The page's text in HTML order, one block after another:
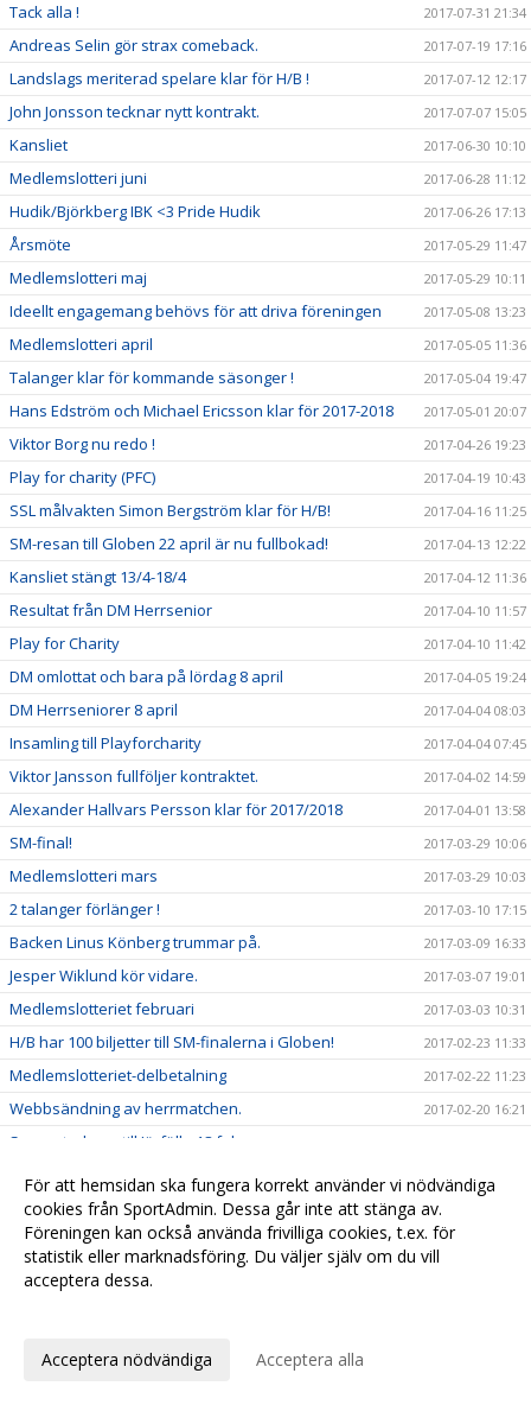
Tack alla ! 2017-07-31 21:34
Andreas Selin gör strax comeback. 2017-07-19 17:16
Landslags meriterad spelare klar för H/B ! 2017-07-12 12:17
John Jonsson tecknar nytt kontrakt. 2017-07-07 15:05
Kansliet 2017-06-30 10:10
Medlemslotteri juni 2017-06-28 11:12
Hudik/Björkberg IBK <3 Pride Hudik 2017-06-26 17:13
Årsmöte 2017-05-29 11:47
Medlemslotteri maj 2017-05-29 10:11
Ideellt engagemang behövs för att driva föreningen 2017-05-08 13:23
Medlemslotteri april 2017-05-05 11:36
Talanger klar för kommande säsonger ! 2017-05-04 19:47
Hans Edström och Michael Ericsson klar för 2017-2018 2017-05-01 20:07
Viktor Borg nu redo ! 2017-04-26 19:23
Play for charity (PFC) 2017-04-19 10:43
SSL målvakten Simon Bergström klar för H/B! 2017-04-16 11:25
SM-resan till Globen 22 april är nu fullbokad! 2017-04-13 12:22
Kansliet stängt 13/4-18/4 2017-04-12 11:36
Resultat från DM Herrsenior 2017-04-10 11:57
Play for Charity 2017-04-10 11:42
DM omlottat och bara på lördag 8 april 2017-04-05 19:24
DM Herrseniorer 8 april 2017-04-04 08:03
Insamling till Playforcharity 2017-04-04 07:45
Viktor Jansson fullföljer kontraktet. 2017-04-02 14:59
Alexander Hallvars Persson klar för 2017/2018 2017-04-01 13:58
SM-final! 2017-03-29 10:06
Medlemslotteri mars 2017-03-29 10:03
2 talanger förlänger ! 2017-03-10 17:15
Backen Linus Könberg trummar på. 2017-03-09 16:33
Jesper Wiklund kör vidare. 2017-03-07 19:01
Medlemslotteriet februari 2017-03-03 10:31
H/B har 100 biljetter till SM-finalerna i Globen! 2017-02-23 11:33
Medlemslotteriet-delbetalning 2017-02-22 11:23
Webbsändning av herrmatchen. 2017-02-20 16:21
Supperterbuss till Järfälla 18 feb
Medlemslotteriet januari 2017-02-08 10:30
Sponsorhuset 2017-01-25 09:50
Newbody 2017-01-23 11:43
Medlemslotteriet december
Hudik/Björkberg lånar Andreas Lindqvist från Storvreta
För att hemsidan ska fungera korrekt använder vi nödvändiga
cookies från SportAdmin. Dessa går inte att stänga av.
Föreningen kan också använda frivilliga cookies, t.ex. för
statistik eller marknadsföring. Du väljer själv om du vill
acceptera dessa.
Acceptera nödvändiga Acceptera alla